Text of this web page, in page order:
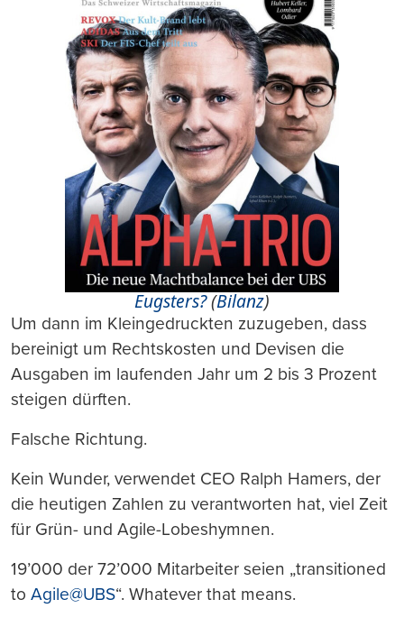
Eugsters?(Bilanz)
Um dann im Kleingedruckten zuzugeben, dass
bereinigt um Rechtskosten und Devisen die
Ausgaben im laufenden Jahr um 2 bis 3 Prozent
steigen dürften.
Falsche Richtung.
Kein Wunder, verwendet CEO Ralph Hamers, der
die heutigen Zahlen zu verantworten hat, viel Zeit
für Grün- und Agile-Lobeshymnen.
19’000 der 72’000 Mitarbeiter seien „transitioned
to Agile@UBS“. Whatever that means.